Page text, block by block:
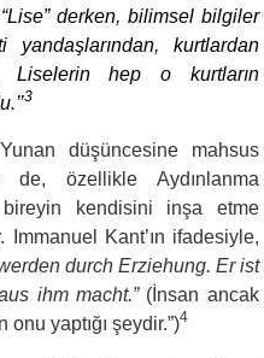
derken, bilimsel bilgiler
kurtlardan
Liselerin hep o kurtların
3
düşüncesine mahsus
de, özellikle Aydınlanma
kendisini inşa etme
Kant’ın ifadesiyle,
durch Erziehung. Er ist
ihm macht.”(İnsan ancak
yaptığı şeydir.”)4